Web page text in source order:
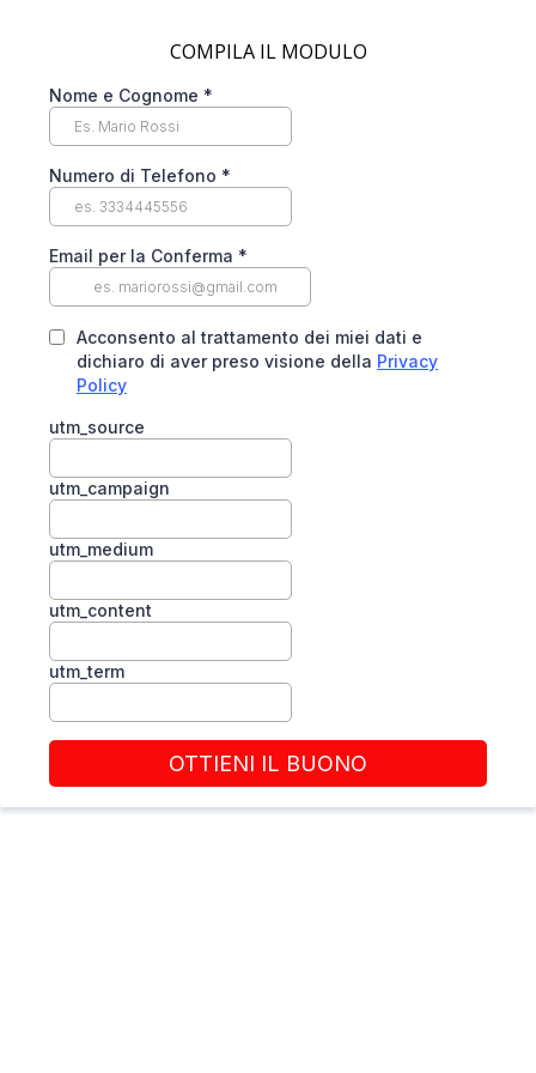
COMPILA IL MODULO
Nome e Cognome *
Numero di Telefono *
Email per la Conferma *
Acconsento al trattamento dei miei dati e
dichiaro di aver preso visione della Privacy
Policy
utm_source
utm_campaign
utm_medium
utm_content
utm_term
OTTIENI IL BUONO